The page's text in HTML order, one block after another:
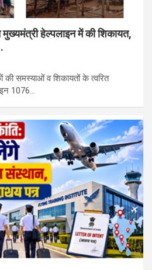
हेल्पलाइन में की शिकायत,
की समस्याओं व शिकायतों के त्वरित
1076…